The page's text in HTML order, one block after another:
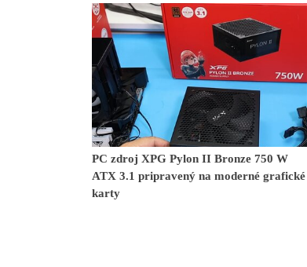
PC zdroj XPG Pylon II Bronze 750 W
ATX 3.1 pripravený na moderné grafické
karty